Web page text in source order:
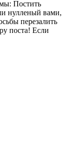
Постить
нулленый вами,
перезалить
поста! Если